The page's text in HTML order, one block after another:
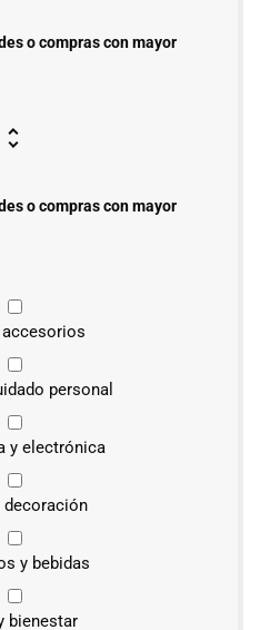
o compras con mayor
o compras con mayor
personal
y electrónica
decoración
y bebidas
bienestar